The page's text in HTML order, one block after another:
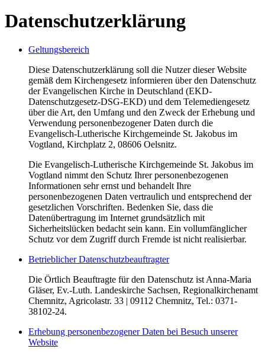
Datenschutzerklärung
Geltungsbereich
Diese Datenschutzerklärung soll die Nutzer dieser Website
gemäß dem Kirchengesetz informieren über den Datenschutz
der Evangelischen Kirche in Deutschland (EKD-
Datenschutzgesetz-DSG-EKD) und dem Telemediengesetz
über die Art, den Umfang und den Zweck der Erhebung und
Verwendung personenbezogener Daten durch die
Evangelisch-Lutherische Kirchgemeinde St. Jakobus im
Vogtland, Kirchplatz 2, 08606 Oelsnitz.
Die Evangelisch-Lutherische Kirchgemeinde St. Jakobus im
Vogtland nimmt den Schutz Ihrer personenbezogenen
Informationen sehr ernst und behandelt Ihre
personenbezogenen Daten vertraulich und entsprechend der
gesetzlichen Vorschriften. Bedenken Sie, dass die
Datenübertragung im Internet grundsätzlich mit
Sicherheitslücken bedacht sein kann. Ein vollumfänglicher
Schutz vor dem Zugriff durch Fremde ist nicht realisierbar.
Betrieblicher Datenschutzbeauftragter
Die Örtlich Beauftragte für den Datenschutz ist Anna-Maria
Gläser, Ev.-Luth. Landeskirche Sachsen, Regionalkirchenamt
Chemnitz, Agricolastr. 33 | 09112 Chemnitz, Tel.: 0371-
38102-24.
Erhebung personenbezogener Daten bei Besuch unserer
Website